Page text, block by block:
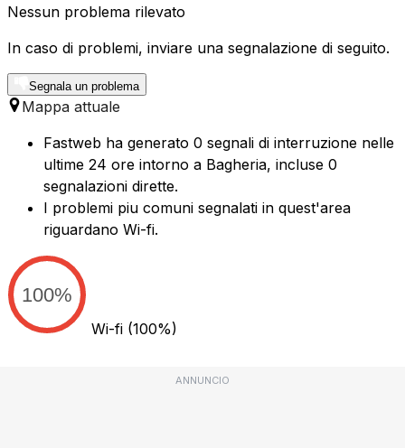
Nessun problema rilevato
In caso di problemi, inviare una segnalazione di seguito.
Segnala un problema
Mappa attuale
Fastweb ha generato 0 segnali di interruzione nelle
ultime 24 ore intorno a Bagheria, incluse 0
segnalazioni dirette.
I problemi piu comuni segnalati in quest'area
riguardano Wi-fi.
100%
Wi-fi (100%)
ANNUNCIO